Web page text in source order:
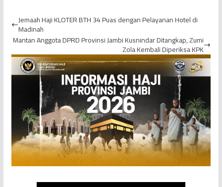
Kejadian ...
Jemaah Haji KLOTER BTH 34 Puas dengan Pelayanan Hotel di
Madinah
Mantan Anggota DPRD Provinsi Jambi Kusnindar Ditangkap, Zumi
Zola Kembali Diperiksa KPK